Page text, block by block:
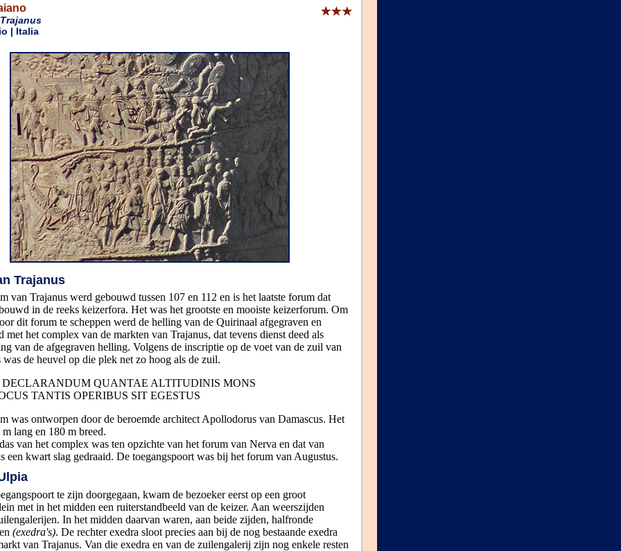
| Italia
Trajanus
van Trajanus werd gebouwd tussen 107 en 112 en is het laatste forum dat
in de reeks keizerfora. Het was het grootste en mooiste keizerforum. Om
dit forum te scheppen werd de helling van de Quirinaal afgegraven en
met het complex van de markten van Trajanus, dat tevens dienst deed als
van de afgegraven helling. Volgens de inscriptie op de voet van de zuil van
was de heuvel op die plek net zo hoog als de zuil.
DECLARANDUM QUANTAE ALTITUDINIS MONS
TANTIS OPERIBUS SIT EGESTUS
was ontworpen door de beroemde architect Apollodorus van Damascus. Het
lang en 180 m breed.
van het complex was ten opzichte van het forum van Nerva en dat van
een kwart slag gedraaid. De toegangspoort was bij het forum van Augustus.
te zijn doorgegaan, kwam de bezoeker eerst op een groot
met in het midden een ruiterstandbeeld van de keizer. Aan weerszijden
In het midden daarvan waren, aan beide zijden, halfronde
(exedra's). De rechter exedra sloot precies aan bij de nog bestaande exedra
van Trajanus. Van die exedra en van de zuilengalerij zijn nog enkele resten